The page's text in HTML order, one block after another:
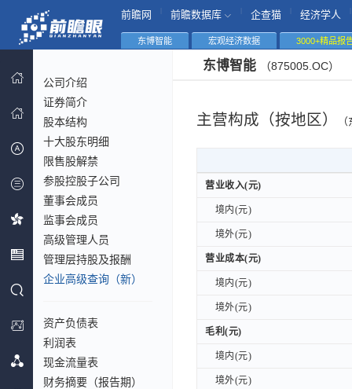
前瞻网 前瞻数据库 企查猫 经济学人
东博智能 宏观经济数据 3000+精品报
公司介绍
证券简介
股本结构
十大股东明细
限售股解禁
参股控股子公司
董事会成员
监事会成员
高级管理人员
管理层持股及报酬
企业高级查询（新）
资产负债表
利润表
现金流量表
财务摘要（报告期）
东博智能 （875005.OC）
主营构成（按地区）
营业收入(元)
境内(元)
境外(元)
营业成本(元)
境内(元)
境外(元)
毛利(元)
境内(元)
境外(元)
营业收入(元)
境内(元)
境外(元)
营业成本(元)
境内(元)
境外(元)
毛利(元)
境内(元)
境外(元)